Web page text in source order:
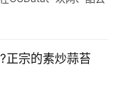
正宗的素炒蒜苔